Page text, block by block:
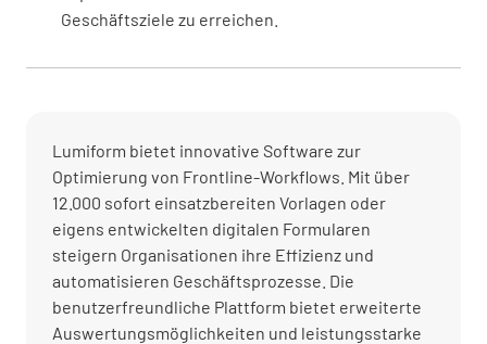
Geschäftsziele zu erreichen.
Lumiform bietet innovative Software zur
Optimierung von Frontline-Workflows. Mit über
12.000 sofort einsatzbereiten Vorlagen oder
eigens entwickelten digitalen Formularen
steigern Organisationen ihre Effizienz und
automatisieren Geschäftsprozesse. Die
benutzerfreundliche Plattform bietet erweiterte
Auswertungsmöglichkeiten und leistungsstarke